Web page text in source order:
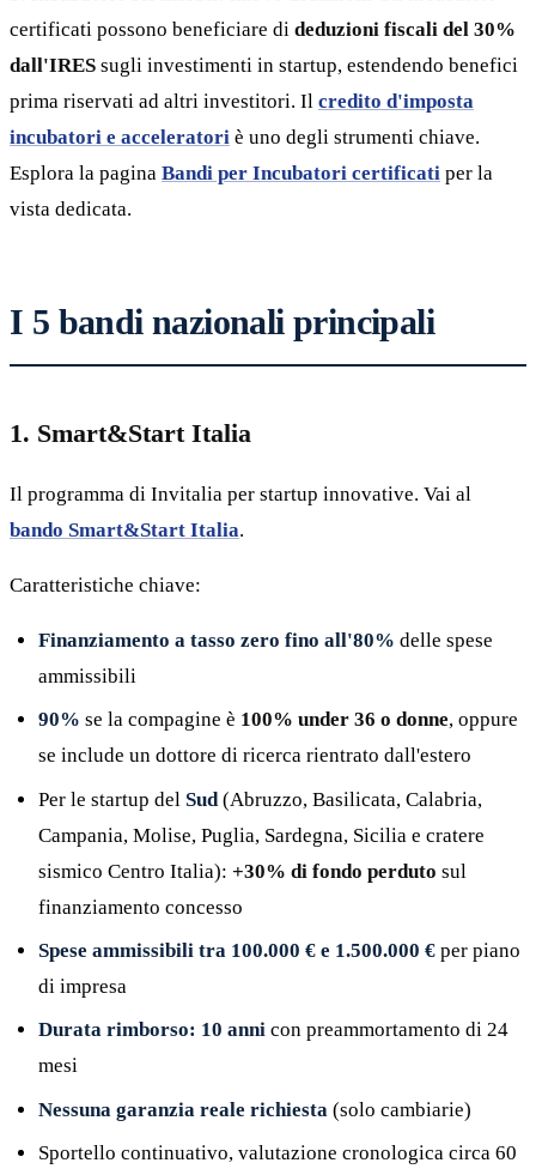
certificati possono beneficiare di deduzioni fiscali del 30%
dall'IRES sugli investimenti in startup, estendendo benefici
prima riservati ad altri investitori. Il credito d'imposta
incubatori e acceleratori è uno degli strumenti chiave.
Esplora la pagina Bandi per Incubatori certificati per la
vista dedicata.
I 5 bandi nazionali principali
1. Smart&Start Italia
Il programma di Invitalia per startup innovative. Vai al
bando Smart&Start Italia.
Caratteristiche chiave:
Finanziamento a tasso zero fino all'80% delle spese
ammissibili
90% se la compagine è 100% under 36 o donne, oppure
se include un dottore di ricerca rientrato dall'estero
Per le startup del Sud (Abruzzo, Basilicata, Calabria,
Campania, Molise, Puglia, Sardegna, Sicilia e cratere
sismico Centro Italia): +30% di fondo perduto sul
finanziamento concesso
Spese ammissibili tra 100.000 € e 1.500.000 € per piano
di impresa
Durata rimborso: 10 anni con preammortamento di 24
mesi
Nessuna garanzia reale richiesta (solo cambiarie)
Sportello continuativo, valutazione cronologica circa 60